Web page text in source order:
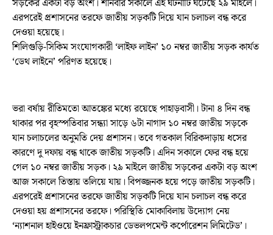
সড়কের একটা বড় অংশ। শনিবার সকালে এই ঘটনাটি ঘটেছে ২৯ মাইলে।
এরপরেই প্রশাসনের তরফে জাতীয় সড়কটি দিয়ে যান চলাচল বন্ধ করে
দেওয়া হয়েছে।
শিলিগুড়ি-সিকিম সংযোগকারী ‘লাইফ লাইন’ ১০ নম্বর জাতীয় সড়ক কার্যত
‘ডেথ লাইনে’ পরিণত হয়েছে।
ভরা বর্ষায় রীতিমতো আতঙ্কের মধ্যে রয়েছে পাহাড়বাসী। টানা ৪ দিন বন্ধ
থাকার পর বৃহস্পতিবার সন্ধ্যা সাড়ে ৬টা নাগাদ ১০ নম্বর জাতীয় সড়কে
যান চলাচলের অনুমতি দেয় প্রশাসন। তবে গতকাল বিরিকদাড়ায় ধসের
কারণে দু দফায় বন্ধ থাকে জাতীয় সড়কটি। এদিন সকালে ফের বন্ধ হয়ে
গেল ১০ নম্বর জাতীয় সড়ক। ২৯ মাইলে জাতীয় সড়কের একটা বড় অংশ
আজ সকালে তিস্তায় তলিয়ে যায়। বিপজ্জনক হয়ে পড়ে জাতীয় সড়কটি।
এরপরেই প্রশাসনের তরফে জাতীয় সড়কটি দিয়ে যান চলাচল বন্ধ করে
দেওয়া হয় প্রশাসনের তরফে। পরিস্থিতি মোকাবিলায় উদ্যোগ নেয়
‘ন্যাশনাল হাইওয়ে ইনফ্রাস্ট্রাকচার ডেভলপমেন্ট কর্পোরেশন লিমিটেড’।